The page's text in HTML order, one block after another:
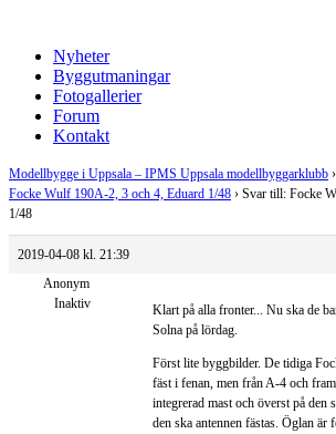
Nyheter
Byggutmaningar
Fotogallerier
Forum
Kontakt
Modellbygge i Uppsala – IPMS Uppsala modellbyggarklubb ›
Focke Wulf 190A-2, 3 och 4, Eduard 1/48 › Svar till: Focke
1/48
2019-04-08 kl. 21:39
Anonym
Inaktiv
Klart på alla fronter... Nu ska de
Solna på lördag.
Först lite byggbilder. De tidiga
fäst i fenan, men från A-4 och
integrerad mast och överst på den
den ska antennen fästas. Öglan